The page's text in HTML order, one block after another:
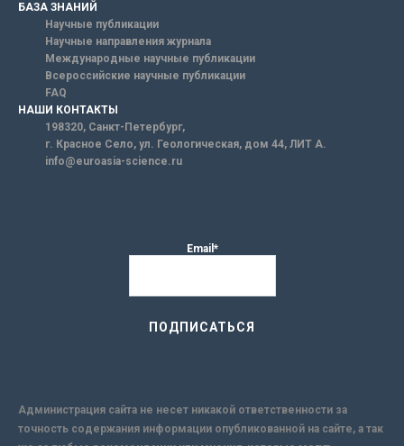
БАЗА ЗНАНИЙ
Научные публикации
Научные направления журнала
Международные научные публикации
Всероссийские научные публикации
FAQ
НАШИ КОНТАКТЫ
198320, Санкт-Петербург,
г. Красное Село, ул. Геологическая, дом 44, ЛИТ А.
info@euroasia-science.ru
Email*
Администрация сайта не несет никакой ответственности за
точность содержания информации опубликованной на сайте, а так